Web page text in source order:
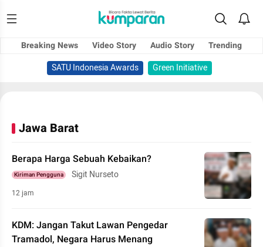
Breaking News Video Story Audio Story
Trending
SATU Indonesia Awards
Green Initiative
Jawa Barat
Berapa Harga Sebuah Kebaikan?
Kiriman Pengguna Sigit Nurseto
12 jam
KDM: Jangan Takut Lawan Pengedar
Tramadol, Negara Harus Menang